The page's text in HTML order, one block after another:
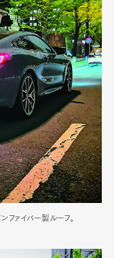
GourmetCars
ファイバー製ルーフ。